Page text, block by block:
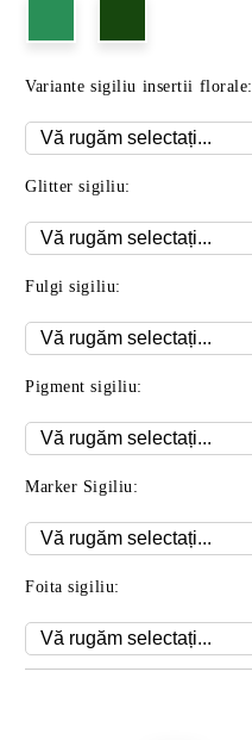
Variante sigiliu insertii florale:
Glitter sigiliu:
Fulgi sigiliu:
Pigment sigiliu:
Marker Sigiliu:
Foita sigiliu: